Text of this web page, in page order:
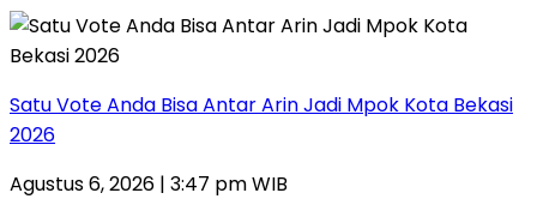
Satu Vote Anda Bisa Antar Arin Jadi Mpok Kota Bekasi
2026
Agustus 6, 2026 | 3:47 pm WIB